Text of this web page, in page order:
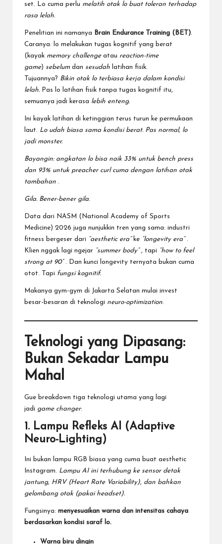
set. Lo cuma perlu melatih otak lo buat toleran terhadap
rasa lelah.
Penelitian ini namanya Brain Endurance Training (BET)
Caranya: lo melakukan tugas kognitif yang berat
(kayak memory challengeatau reaction-time
game) sebelumdan sesudah latihan fisik.
Tujuannya? Bikin otak lo terbiasa kerja dalam kondisi
lelah. Pas lo latihan fisik tanpa tugas kognitif itu,
semuanya jadi kerasa lebih enteng.
Ini kayak latihan di ketinggian terus turun ke permukaan
laut. Lo udah biasa sama kondisi berat. Pas normal, lo
jadi monster.
Bayangin: angkatan lo bisa naik 33% untuk bench press
dan 93% untuk preacher curl cuma dengan latihan otak
tambahan
Gila. Bener-bener gila.
Data dari NASM (National Academy of Sports
Medicine) 2026 juga nunjukkin tren yang sama: industri
fitness bergeser dari “aesthetic era”ke “longevity era”.
Klien nggak lagi ngejar “summer body”, tapi “how to feel
strong at 90”
. Dan kunci longevity ternyata bukan cuma
otot. Tapi fungsi kognitif.
Makanya gym-gym di Jakarta Selatan mulai invest
besar-besaran di teknologi neuro-optimization
Teknologi yang Dipasang:
Bukan Sekadar Lampu
Mahal
Gue breakdown tiga teknologi utama yang lagi
jadi game changer:
1. Lampu Refleks AI (Adaptive
Neuro-Lighting)
Ini bukan lampu RGB biasa yang cuma buat aesthetic
Instagram. Lampu AI ini terhubung ke sensor detak
jantung, HRV (Heart Rate Variability), dan bahkan
gelombang otak (pakai headset).
Fungsinya: menyesuaikan warna dan intensitas cahaya
berdasarkan kondisi saraf lo.
Warna biru dingin